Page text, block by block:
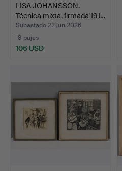
LISA JOHANSSON.
Técnica mixta, firmada 191…
Subastado 22 jun 2026
18 pujas
106 USD